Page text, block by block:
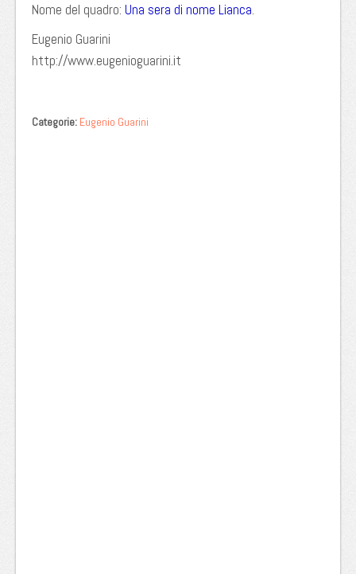
Nome del quadro: Una sera di nome Lianca.
Eugenio Guarini
http://www.eugenioguarini.it
Categorie: Eugenio Guarini